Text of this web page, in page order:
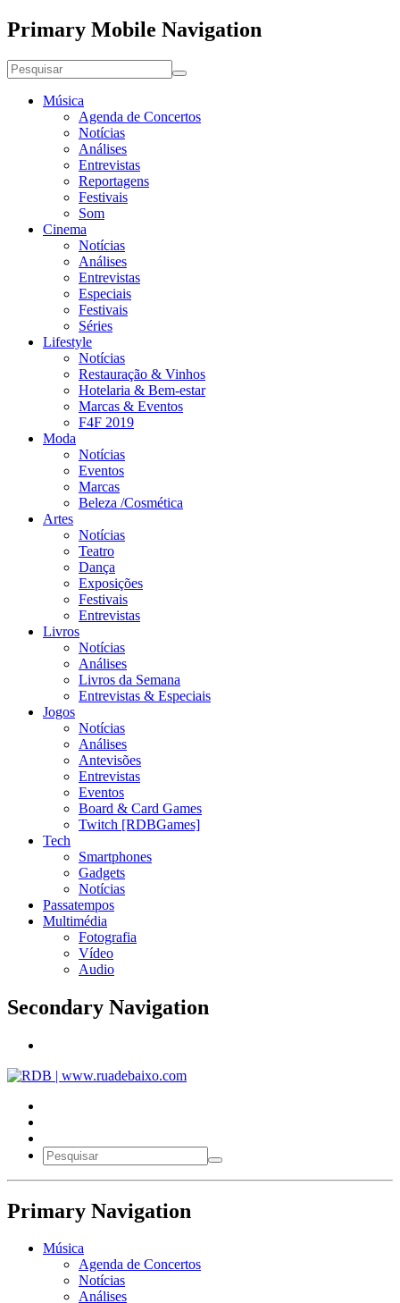
Primary Mobile Navigation
Música
Agenda de Concertos
Notícias
Análises
Entrevistas
Reportagens
Festivais
Som
Cinema
Notícias
Análises
Entrevistas
Especiais
Festivais
Séries
Lifestyle
Notícias
Restauração & Vinhos
Hotelaria & Bem-estar
Marcas & Eventos
F4F 2019
Moda
Notícias
Eventos
Marcas
Beleza /Cosmética
Artes
Notícias
Teatro
Dança
Exposições
Festivais
Entrevistas
Livros
Notícias
Análises
Livros da Semana
Entrevistas & Especiais
Jogos
Notícias
Análises
Antevisões
Entrevistas
Eventos
Board & Card Games
Twitch [RDBGames]
Tech
Smartphones
Gadgets
Notícias
Passatempos
Multimédia
Fotografia
Vídeo
Audio
Secondary Navigation
Primary Navigation
Música
Agenda de Concertos
Notícias
Análises